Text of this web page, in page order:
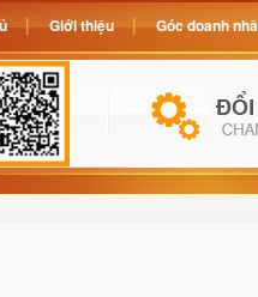
Giới thiệu Góc doanh